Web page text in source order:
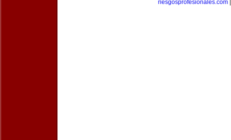
riesgosprofesionales.com